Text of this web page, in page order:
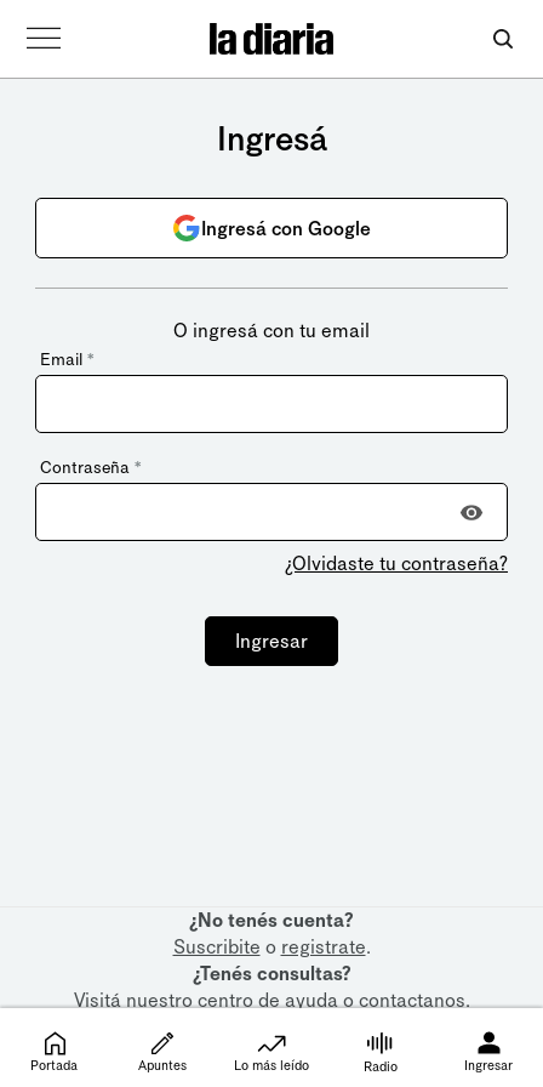
Ingresá
Ingresá con Google
O ingresá con tu email
Email *
Contraseña *
¿Olvidaste tu contraseña?
Ingresar
¿No tenés cuenta?
Suscribite o registrate.
¿Tenés consultas?
Visitá nuestrocentro de ayudaocontactanos.
Portada Apuntes Lo más leído Radio Ingresar